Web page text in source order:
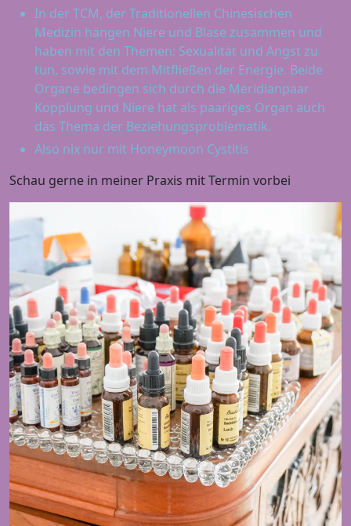
In der TCM, der Traditionellen Chinesischen
Medizin hängen Niere und Blase zusammen und
haben mit den Themen: Sexualität und Angst zu
tun, sowie mit dem Mitfließen der Energie. Beide
Organe bedingen sich durch die Meridianpaar
Kopplung und Niere hat als paariges Organ auch
das Thema der Beziehungsproblematik.
Also nix nur mit Honeymoon Cystitis
Schau gerne in meiner Praxis mit Termin vorbei